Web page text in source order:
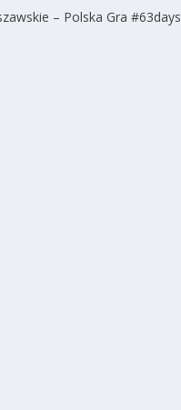
– Polska Gra #63days